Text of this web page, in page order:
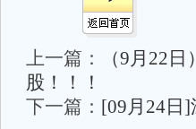
上一篇：
（9月22
股！！！
下一篇： [09月24日